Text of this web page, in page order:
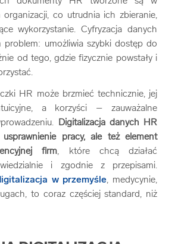
co utrudnia ich zbieranie,
wykorzystanie. Cyfryzacja danych
problem: umożliwia szybki dostęp do
od tego, gdzie fizycznie powstały i
HR może brzmieć technicznie, jej
a korzyści – zauważalne
Digitalizacja danych HR
pracy, ale też element
firm, które chcą działać
i zgodnie z przepisami.
w przemyśle, medycynie,
to coraz częściej standard, niż